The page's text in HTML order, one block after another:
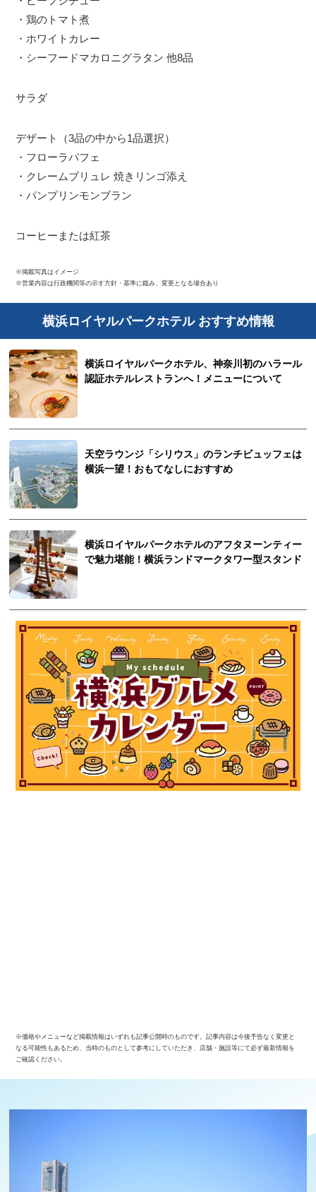
・鶏のトマト煮
・ホワイトカレー
・シーフードマカロニグラタン 他8品
サラダ
デザート（3品の中から1品選択）
・フローラパフェ
・クレームブリュレ 焼きリンゴ添え
・パンプリンモンブラン
コーヒーまたは紅茶
※掲載写真はイメージ
※営業内容は行政機関等の示す方針・基準に鑑み、変更となる場合あり
横浜ロイヤルパークホテル おすすめ情報
横浜ロイヤルパークホテル、神奈川初のハラール
認証ホテルレストランへ！メニューについて
天空ラウンジ「シリウス」のランチビュッフェは
横浜一望！おもてなしにおすすめ
横浜ロイヤルパークホテルのアフタヌーンティー
で魅力堪能！横浜ランドマークタワー型スタンド
※価格やメニューなど掲載情報はいずれも記事公開時のものです。記事内容は今後予告なく変更と
なる可能性もあるため、当時のものとして参考にしていただき、店舗・施設等にて必ず最新情報を
ご確認ください。